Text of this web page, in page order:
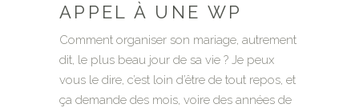
APPEL À UNE WP
Comment organiser son mariage, autrement
dit, le plus beau jour de sa vie ? Je peux
vous le dire, c’est loin d’être de tout repos, et
ça demande des mois, voire des années de